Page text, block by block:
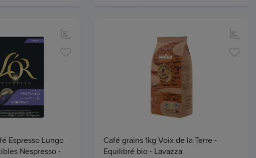
Espresso Lungo
Nespresso -
Café grains 1kg Voix de la Terre -
Equilibré bio - Lavazza